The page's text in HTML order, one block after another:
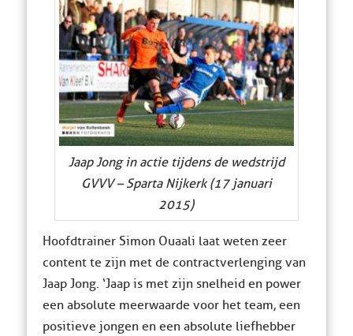
Jaap Jong in actie tijdens de wedstrijd
GVVV – Sparta Nijkerk (17 januari
2015)
Hoofdtrainer Simon Ouaali laat weten zeer
content te zijn met de contractverlenging van
Jaap Jong. ‘Jaap is met zijn snelheid en power
een absolute meerwaarde voor het team, een
positieve jongen en een absolute liefhebber